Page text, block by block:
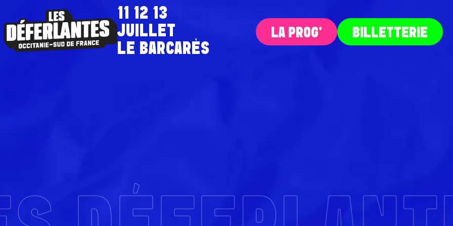
11 12 13
JUILLET
LE BARCARÈS
LA PROG‘ BILLETTERIE